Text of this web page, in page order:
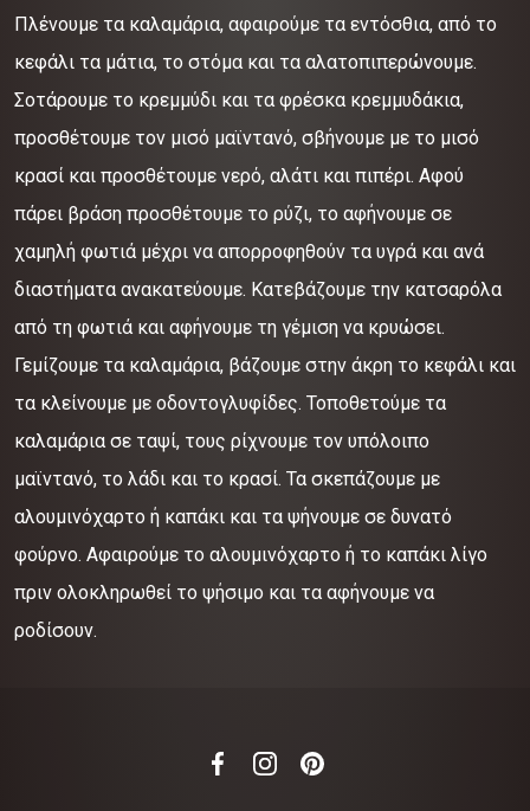
Πλένουμε τα καλαμάρια, αφαιρούμε τα εντόσθια, από το
κεφάλι τα μάτια, το στόμα και τα αλατοπιπερώνουμε.
Σοτάρουμε το κρεμμύδι και τα φρέσκα κρεμμυδάκια,
προσθέτουμε τον μισό μαϊντανό, σβήνουμε με το μισό
κρασί και προσθέτουμε νερό, αλάτι και πιπέρι. Αφού
πάρει βράση προσθέτουμε το ρύζι, το αφήνουμε σε
χαμηλή φωτιά μέχρι να απορροφηθούν τα υγρά και ανά
διαστήματα ανακατεύουμε. Κατεβάζουμε την κατσαρόλα
από τη φωτιά και αφήνουμε τη γέμιση να κρυώσει.
Γεμίζουμε τα καλαμάρια, βάζουμε στην άκρη το κεφάλι και
τα κλείνουμε με οδοντογλυφίδες. Τοποθετούμε τα
καλαμάρια σε ταψί, τους ρίχνουμε τον υπόλοιπο
μαϊντανό, το λάδι και το κρασί. Τα σκεπάζουμε με
αλουμινόχαρτο ή καπάκι και τα ψήνουμε σε δυνατό
φούρνο. Αφαιρούμε το αλουμινόχαρτο ή το καπάκι λίγο
πριν ολοκληρωθεί το ψήσιμο και τα αφήνουμε να
ροδίσουν.